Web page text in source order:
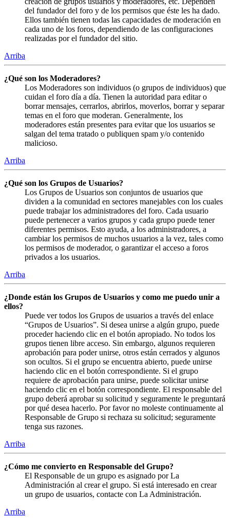
del fundador del foro y de los permisos que éste les ha dado.
Ellos también tienen todas las capacidades de moderación en
cada uno de los foros, dependiendo de las configuraciones
realizadas por el fundador del sitio.
Arriba
¿Qué son los Moderadores?
Los Moderadores son individuos (o grupos de individuos) que
cuidan el foro día a día. Tienen la autoridad para editar o
borrar mensajes, cerrarlos, abrirlos, moverlos, borrar y separar
temas en el foro que moderan. Generalmente, los
moderadores están presentes para evitar que los usuarios se
salgan del tema tratado o publiquen spam y/o contenido
malicioso.
Arriba
¿Qué son los Grupos de Usuarios?
Los Grupos de Usuarios son conjuntos de usuarios que
dividen a la comunidad en sectores manejables con los cuales
puede trabajar los administradores del foro. Cada usuario
puede pertenecer a varios grupos y cada grupo puede tener
diferentes permisos. Esto ayuda, a los administradores, a
cambiar los permisos de muchos usuarios a la vez, tales como
los permisos de moderador, o garantizar el acceso a foros
privados a los usuarios.
Arriba
¿Donde están los Grupos de Usuarios y como me puedo unir a
ellos?
Puede ver todos los Grupos de usuarios a través del enlace
“Grupos de Usuarios”. Si desea unirse a algún grupo, puede
proceder haciendo clic en el botón apropiado. No todos los
grupos tienen libre acceso. Sin embargo, algunos requieren
aprobación para poder unirse, otros están cerrados y algunos
son ocultos. Si el grupo se encuentra abierto, puede unirse
haciendo clic en el botón correspondiente. Si el grupo
requiere de aprobación para unirse, puede solicitar unirse
haciendo clic en el botón correspondiente. El responsable del
grupo deberá aprobar su solicitud y seguramente le preguntará
por qué desea hacerlo. Por favor no moleste continuamente al
Responsable de Grupo si rechaza su solicitud; seguramente
tenga sus razones.
Arriba
¿Cómo me convierto en Responsable del Grupo?
El Responsable de un grupo es asignado por La
Administración al crear el grupo. Si está interesado en crear
un grupo de usuarios, contacte con La Administración.
Arriba